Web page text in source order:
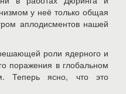
у неё только общая
аплодисментов нашей
роли ядерного и
поражения в глобальном
Теперь ясно, что это